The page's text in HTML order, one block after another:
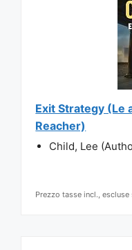
Exit Strategy (Le
Reacher)
Child, Lee
Prezzo tasse incl.,